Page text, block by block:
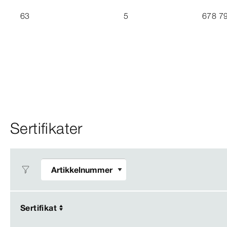
63 5 678
Sertifikater
Sertifikat
Sertifikat